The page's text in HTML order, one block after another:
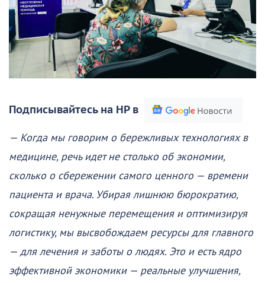
Подписывайтесь на НР в
— Когда мы говорим о бережливых технологиях в
медицине, речь идет не столько об экономии,
сколько о сбережении самого ценного — времени
пациента и врача. Убирая лишнюю бюрократию,
сокращая ненужные перемещения и оптимизируя
логистику, мы высвобождаем ресурсы для главного
— для лечения и заботы о людях. Это и есть ядро
эффективной экономики — реальные улучшения,